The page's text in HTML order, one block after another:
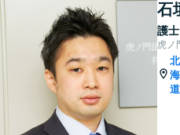
石
護士
虎ノ
北
海
道